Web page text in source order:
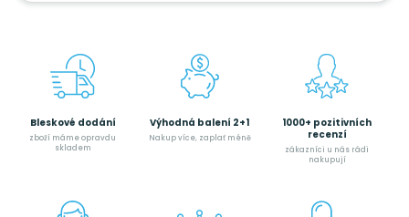
Bleskové dodání
zboží máme opravdu
skladem
Výhodná balení 2+1
Nakup více, zaplať méně
1000+ pozitivních
recenzí
zákazníci u nás rádi
nakupují